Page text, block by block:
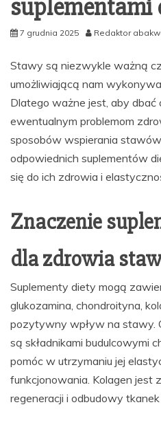
suplementami
7 grudnia 2025 Redaktor
Stawy są niezwykle ważną
umożliwiającą nam
Dlatego ważne jest, aby dbać
ewentualnym problemom
sposobów wspierania
odpowiednich suplementów
się do ich zdrowia i
Znaczenie
dla zdrowia
Suplementy diety mogą
glukozamina, chondroityna,
pozytywny wpływ na stawy.
są składnikami budulcowymi
pomóc w utrzymaniu jej
funkcjonowania. Kolagen jest
regeneracji i odbudowy